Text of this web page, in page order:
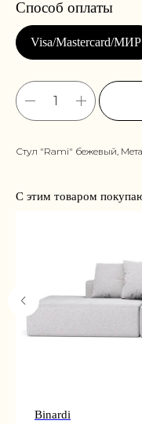
Стул "Rami" бежевый,
С этим товаром
Binardi